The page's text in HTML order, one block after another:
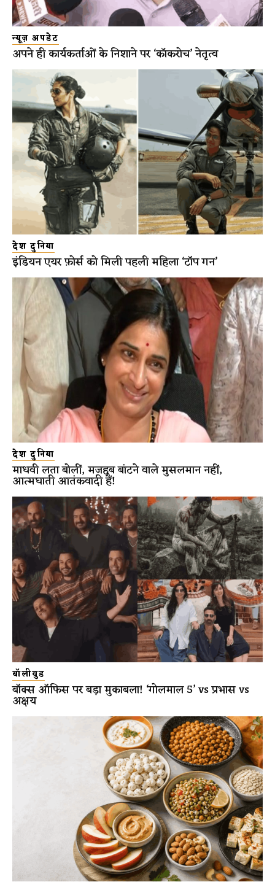
न्यूज़ अपडेट
अपने ही कार्यकर्ताओं के निशाने पर ‘कॉकरोच’ नेतृत्व
देश दुनिया
इंडियन एयर फ़ोर्स को मिली पहली महिला ‘टॉप गन’
देश दुनिया
माधवी लता बोलीं, मजहब बांटने वाले मुसलमान नहीं,
आत्मघाती आतंकवादी हैं!
बॉलीवुड
बॉक्स ऑफिस पर बड़ा मुकाबला! ‘गोलमाल 5’ vs प्रभास vs
अक्षय